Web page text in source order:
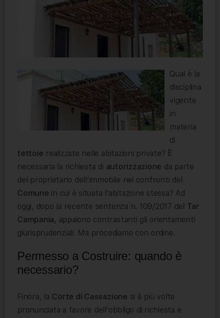
Qual è la
disciplina
vigente
in
materia
di
tettoie realizzate nelle abitazioni private? È
necessaria la richiesta di autorizzazione da parte
del proprietario dell’immobile nei confronti del
Comune in cui è situata l’abitazione stessa? Ad
oggi, dopo la recente sentenza n. 109/2017 del Tar
Campania, appaiono contrastanti gli orientamenti
giurisprudenziali. Ma procediamo con ordine.
Permesso a Costruire: quando è
necessario?
Finora, la Corte di Cassazione si è più volte
pronunciata a favore dell’obbligo di richiesta e